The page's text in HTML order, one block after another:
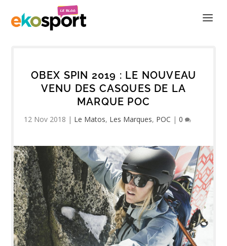
OBEX SPIN 2019 : LE NOUVEAU
VENU DES CASQUES DE LA
MARQUE POC
12 Nov 2018 | Le Matos, Les Marques, POC |0